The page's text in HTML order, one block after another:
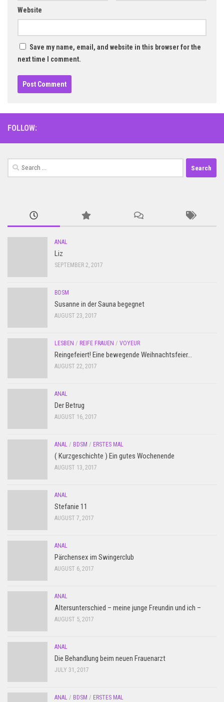
Website
Save my name, email, and website in this browser for the
next time I comment.
FOLLOW:
Search
for:
ANAL
Liz
SEPTEMBER 2, 2017
BDSM
Susanne in der Sauna begegnet
AUGUST 23, 2017
LESBEN / REIFE FRAUEN / VOYEUR
Reingefeiert! Eine bewegende Weihnachtsfeier…
AUGUST 22, 2017
ANAL
Der Betrug
AUGUST 16, 2017
ANAL / BDSM / ERSTES MAL
( Kurzgeschichte ) Ein gutes Wochenende
AUGUST 13, 2017
ANAL
Stefanie 11
AUGUST 7, 2017
ANAL
Pärchensex im Swingerclub
AUGUST 6, 2017
ANAL
Altersunterschied – meine junge Freundin und ich –
AUGUST 5, 2017
ANAL
Die Behandlung beim neuen Frauenarzt
JULY 31, 2017
ANAL / BDSM / ERSTES MAL